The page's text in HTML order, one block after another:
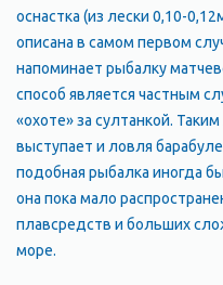
оснастка (из лески 0,10-
описана в самом первом
напоминает рыбалку
способ является частным
«охоте» за султанкой.
выступает и ловля
подобная рыбалка иногда
она пока мало
плавсредств и больших
море.